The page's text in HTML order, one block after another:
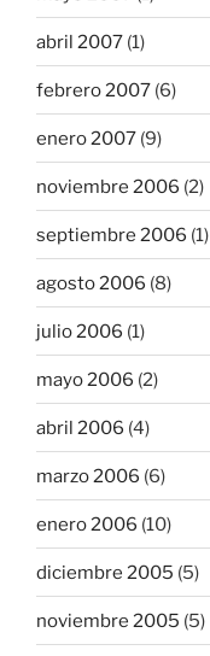
abril 2007 (1)
febrero 2007 (6)
enero 2007 (9)
noviembre 2006 (2)
septiembre 2006 (1)
agosto 2006 (8)
julio 2006 (1)
mayo 2006 (2)
abril 2006 (4)
marzo 2006 (6)
enero 2006 (10)
diciembre 2005 (5)
noviembre 2005 (5)